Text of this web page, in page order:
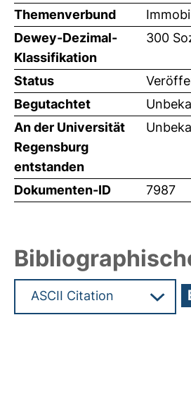
Themenverbund
Dewey-Dezimal-
Klassifikation
300
Status
Begutachtet
An der Universität
Regensburg
entstanden
Dokumenten-ID 7987